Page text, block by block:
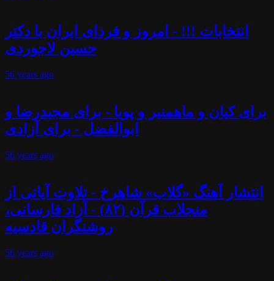
انتخابات !!! - امروز و فردای ایران با دکتر
حسین لاجوردی
56 years ago
برای کیان و ماهمنیر و پویا - برای مجیدرضا و
ابوالفضل - برای آزادی
56 years ago
انتشار آهنگ «گلاب» شاهرخ - تلاوت آیاتی از
منجلاب قرآن (۸۲) - آزاد فارسانی،
روشنگران قادسیه
56 years ago